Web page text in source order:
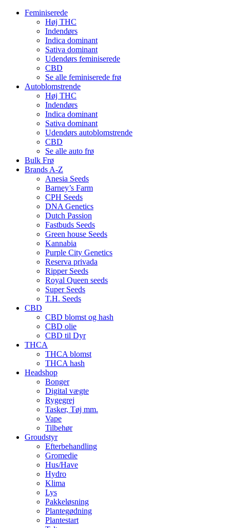
Feminiserede
Høj THC
Indendørs
Indica dominant
Sativa dominant
Udendørs feminiserede
CBD
Se alle feminiserede frø
Autoblomstrende
Høj THC
Indendørs
Indica dominant
Sativa dominant
Udendørs autoblomstrende
CBD
Se alle auto frø
Bulk Frø
Brands A-Z
Anesia Seeds
Barney’s Farm
CPH Seeds
DNA Genetics
Dutch Passion
Fastbuds Seeds
Green house Seeds
Kannabia
Purple City Genetics
Reserva privada
Ripper Seeds
Royal Queen seeds
Super Seeds
T.H. Seeds
CBD
CBD blomst og hash
CBD olie
CBD til Dyr
THCA
THCA blomst
THCA hash
Headshop
Bonger
Digital vægte
Rygegrej
Tasker, Tøj mm.
Vape
Tilbehør
Groudstyr
Efterbehandling
Gromedie
Hus/Have
Hydro
Klima
Lys
Pakkeløsning
Plantegødning
Plantestart